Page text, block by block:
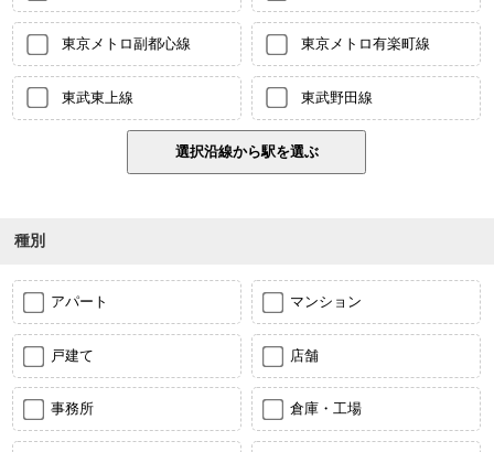
東京メトロ副都心線 東京メトロ有楽町線
東武東上線 東武野田線
種別
アパート マンション
戸建て 店舗
事務所 倉庫・工場